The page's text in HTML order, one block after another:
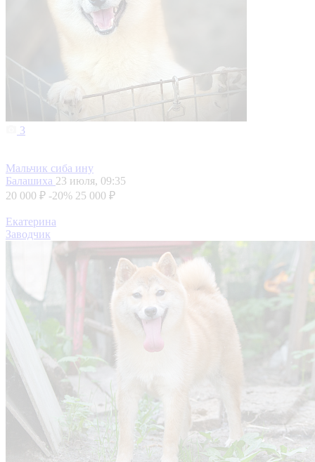
3
Мальчик сиба ину
Балашиха 23 июля, 09:35
20 000 ₽ -20% 25 000 ₽
Екатерина
Заводчик